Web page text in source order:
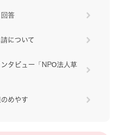
答
について
タビュー「NPO法人草
めやす